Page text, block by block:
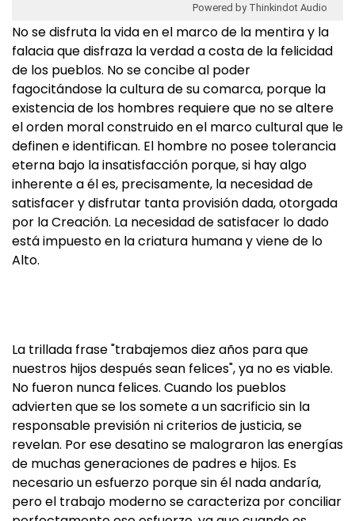
Powered by Thinkindot Audio
No se disfruta la vida en el marco de la mentira y la
falacia que disfraza la verdad a costa de la felicidad
de los pueblos. No se concibe al poder
fagocitándose la cultura de su comarca, porque la
existencia de los hombres requiere que no se altere
el orden moral construido en el marco cultural que le
definen e identifican. El hombre no posee tolerancia
eterna bajo la insatisfacción porque, si hay algo
inherente a él es, precisamente, la necesidad de
satisfacer y disfrutar tanta provisión dada, otorgada
por la Creación. La necesidad de satisfacer lo dado
está impuesto en la criatura humana y viene de lo
Alto.
La trillada frase "trabajemos diez años para que
nuestros hijos después sean felices", ya no es viable.
No fueron nunca felices. Cuando los pueblos
advierten que se los somete a un sacrificio sin la
responsable previsión ni criterios de justicia, se
revelan. Por ese desatino se malograron las energías
de muchas generaciones de padres e hijos. Es
necesario un esfuerzo porque sin él nada andaría,
pero el trabajo moderno se caracteriza por conciliar